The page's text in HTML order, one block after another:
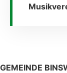
GEMEINDE